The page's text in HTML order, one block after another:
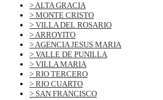
> ALTA GRACIA
> MONTE CRISTO
> VILLA DEL ROSARIO
> ARROYITO
> AGENCIA JESUS MARIA
> VALLE DE PUNILLA
> VILLA MARIA
> RIO TERCERO
> RIO CUARTO
> SAN FRANCISCO